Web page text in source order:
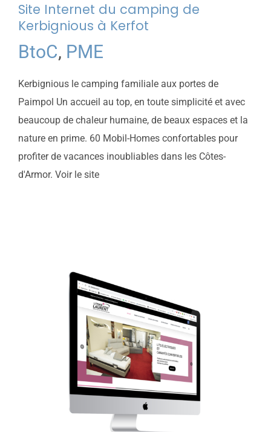
Site Internet du camping de
Kerbignious à Kerfot
BtoC, PME
Kerbignious le camping familiale aux portes de
Paimpol Un accueil au top, en toute simplicité et avec
beaucoup de chaleur humaine, de beaux espaces et la
nature en prime. 60 Mobil-Homes confortables pour
profiter de vacances inoubliables dans les Côtes-
d'Armor. Voir le site